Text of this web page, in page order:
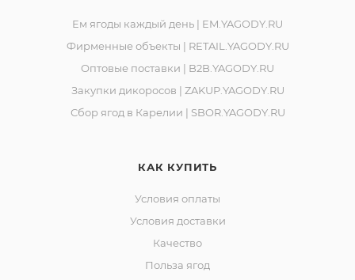
Ем ягоды каждый день | EM.YAGODY.RU
Фирменные объекты | RETAIL.YAGODY.RU
Оптовые поставки | B2B.YAGODY.RU
Закупки дикоросов | ZAKUP.YAGODY.RU
Сбор ягод в Карелии | SBOR.YAGODY.RU
КАК КУПИТЬ
Условия оплаты
Условия доставки
Качество
Польза ягод